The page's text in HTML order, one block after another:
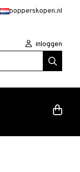
popperskopen.nl
inloggen